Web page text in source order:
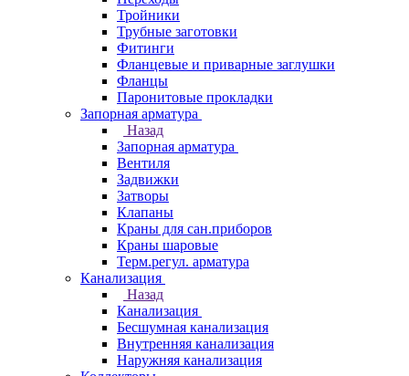
Тройники
Трубные заготовки
Фитинги
Фланцевые и приварные заглушки
Фланцы
Паронитовые прокладки
Запорная арматура
Назад
Запорная арматура
Вентиля
Задвижки
Затворы
Клапаны
Краны для сан.приборов
Краны шаровые
Терм.регул. арматура
Канализация
Назад
Канализация
Бесшумная канализация
Внутренняя канализация
Наружняя канализация